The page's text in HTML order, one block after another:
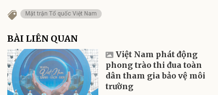
Mặt trận Tổ quốc Việt Nam
BÀI LIÊN QUAN
Việt Nam phát động
phong trào thi đua toàn
dân tham gia bảo vệ môi
trường